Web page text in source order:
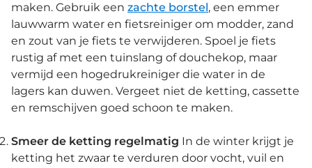
maken. Gebruik een zachte borstel, een emmer
lauwwarm water en fietsreiniger om modder, zand
en zout van je fiets te verwijderen. Spoel je fiets
rustig af met een tuinslang of douchekop, maar
vermijd een hogedrukreiniger die water in de
lagers kan duwen. Vergeet niet de ketting, cassette
en remschijven goed schoon te maken.
Smeer de ketting regelmatig In de winter krijgt je
ketting het zwaar te verduren door vocht, vuil en